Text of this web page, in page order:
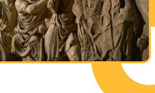
della distruzione del Tempio
della distruzione del Tempio
della distruzione del Tempio